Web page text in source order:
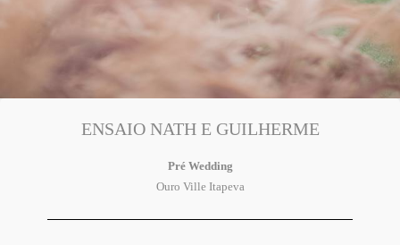
ENSAIO NATH E GUILHERME
Pré Wedding
Ouro Ville Itapeva